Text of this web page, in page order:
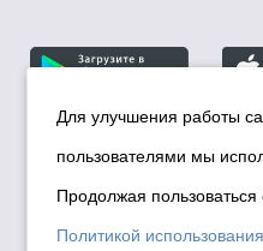
© Департамент
города Новосибирска,
Политика
Для улучшения работы
пользователями мы
Продолжая
Политикой